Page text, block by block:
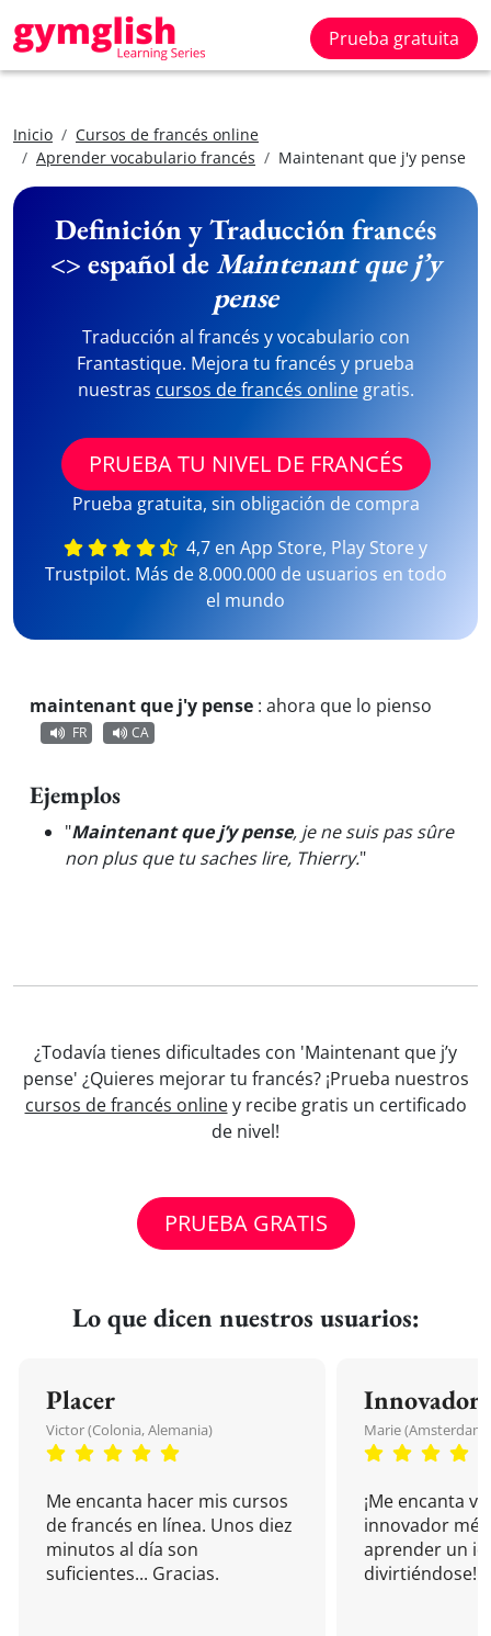
Prueba gratuita
Inicio
Cursos de francés online
Aprender vocabulario francés
Maintenant que j'y pense
Definición y Traducción francés
<> español deMaintenant que j’y
pense
Traducción al francés y vocabulario con
Frantastique. Mejora tu francés y prueba
nuestras cursos de francés onlinegratis.
PRUEBA TU NIVEL DE FRANCÉS
Prueba gratuita, sin obligación de compra
4,7 en App Store, Play Store y
Trustpilot. Más de 8.000.000 de usuarios en todo
el mundo
maintenant que j'y pense : ahora que lo pienso
FR CA
Ejemplos
"Maintenant que j’y pense, je ne suis pas sûre
non plus que tu saches lire, Thierry."
¿Todavía tienes dificultades con 'Maintenant que j’y
pense' ¿Quieres mejorar tu francés? ¡Prueba nuestros
cursos de francés onliney recibe gratis un certificado
de nivel!
PRUEBA GRATIS
Lo que dicen nuestros usuarios:
Placer
Victor (Colonia, Alemania)
Me encanta hacer mis cursos
de francés en línea. Unos diez
minutos al día son
suficientes... Gracias.
Innovador
Marie (Amsterdam,
¡Me encanta
innovador
aprender un
divirtiéndose!